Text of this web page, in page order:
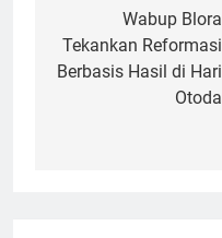
navigation
Wabup Blora
Tekankan Reformasi
Berbasis Hasil di Hari
Otoda